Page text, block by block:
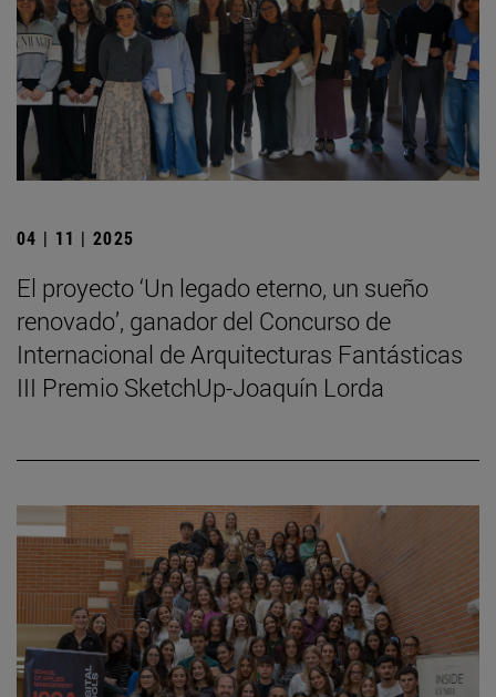
04 | 11 | 2025
El proyecto ‘Un legado eterno, un sueño
renovado’, ganador del Concurso de
Internacional de Arquitecturas Fantásticas
III Premio SketchUp-Joaquín Lorda